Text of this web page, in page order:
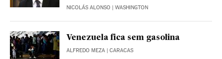
NICOLÁS ALONSO | WASHINGTON
Venezuela fica sem gasolina
ALFREDO MEZA | CARACAS